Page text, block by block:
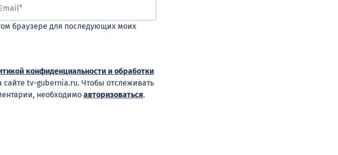
браузере для последующих моих
конфиденциальности и обработки
сайте tv-gubernia.ru. Чтобы отслеживать
необходимо авторизоваться.